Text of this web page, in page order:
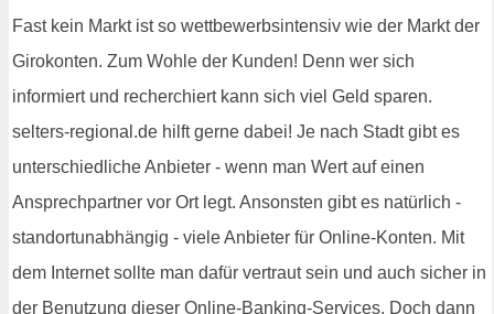
Fast kein Markt ist so wettbewerbsintensiv wie der Markt der
Girokonten. Zum Wohle der Kunden! Denn wer sich
informiert und recherchiert kann sich viel Geld sparen.
selters-regional.de hilft gerne dabei! Je nach Stadt gibt es
unterschiedliche Anbieter - wenn man Wert auf einen
Ansprechpartner vor Ort legt. Ansonsten gibt es natürlich -
standortunabhängig - viele Anbieter für Online-Konten. Mit
dem Internet sollte man dafür vertraut sein und auch sicher in
der Benutzung dieser Online-Banking-Services. Doch dann